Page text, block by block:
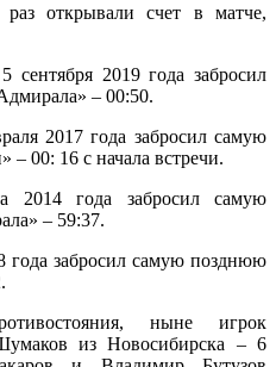
открывали счет в матче,
сентября 2019 года забросил
– 00:50.
2017 года забросил самую
00: 16 с начала встречи.
2014 года забросил самую
– 59:37.
года забросил самую позднюю
ныне игрок
из Новосибирска – 6